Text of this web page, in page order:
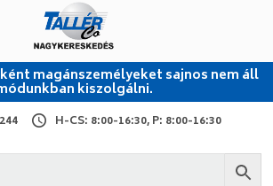
magánszemélyeket sajnos nem áll
kiszolgálni.
H-CS: 8:00-16:30, P: 8:00-16:30